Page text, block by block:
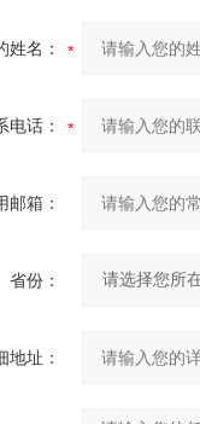
姓名：
电话：
邮箱：
省份：
地址：